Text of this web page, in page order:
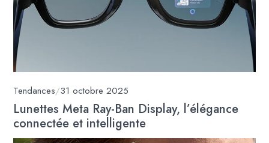
Tendances/31 octobre 2025
Lunettes Meta Ray-Ban Display, l’élégance
connectée et intelligente